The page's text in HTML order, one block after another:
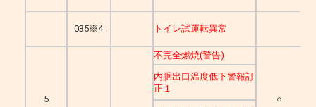
035※4 トイレ試運転異常
5
不完全燃焼(警告)
○
内胴出口温度低下警報訂
正１